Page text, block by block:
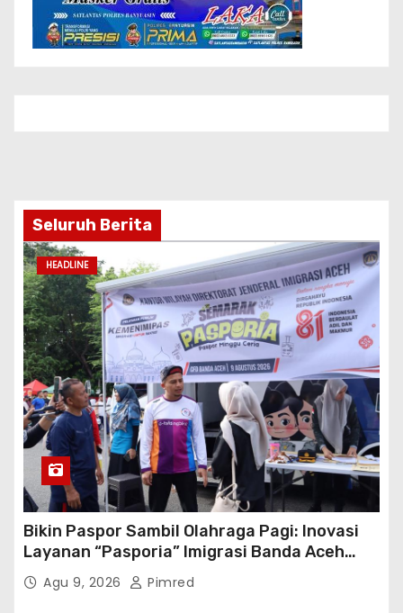
Seluruh Berita
HEADLINE
Bikin Paspor Sambil Olahraga Pagi: Inovasi
Layanan “Pasporia” Imigrasi Banda Aceh
Buat CFD Makin Ceria
Agu 9, 2026 Pimred